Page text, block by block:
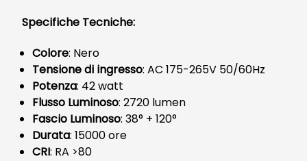
Specifiche Tecniche:
Colore: Nero
Tensione di ingresso: AC 175-265V 50/60Hz
Potenza: 42 watt
Flusso Luminoso: 2720 lumen
Fascio Luminoso: 38° + 120°
Durata: 15000 ore
CRI: RA >80